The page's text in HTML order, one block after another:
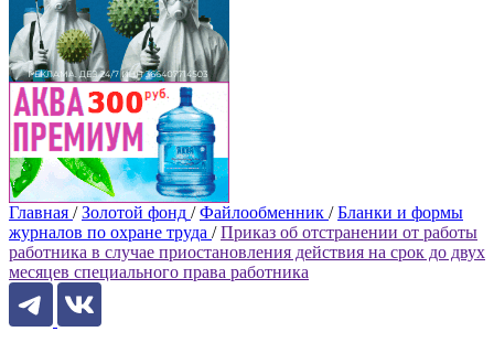
Главная / Золотой фонд / Файлообменник / Бланки и формы
журналов по охране труда / Приказ об отстранении от работы
работника в случае приостановления действия на срок до двух
месяцев специального права работника